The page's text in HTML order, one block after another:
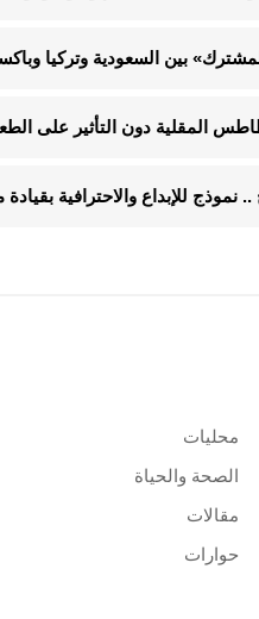
بين السعودية وتركيا
المقلية دون التأثير على
.. نموذج للإبداع والاحترافية
محليات
الصحة والحياة
مقالات
حوارات